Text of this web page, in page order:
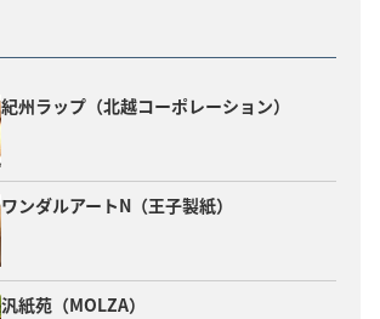
紀州ラップ（北越コーポレーション）
ワンダルアートN（王子製紙）
汎紙苑（MOLZA）